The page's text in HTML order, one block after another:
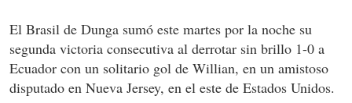
El Brasil de Dunga sumó este martes por la noche su
segunda victoria consecutiva al derrotar sin brillo 1-0 a
Ecuador con un solitario gol de Willian, en un amistoso
disputado en Nueva Jersey, en el este de Estados Unidos.